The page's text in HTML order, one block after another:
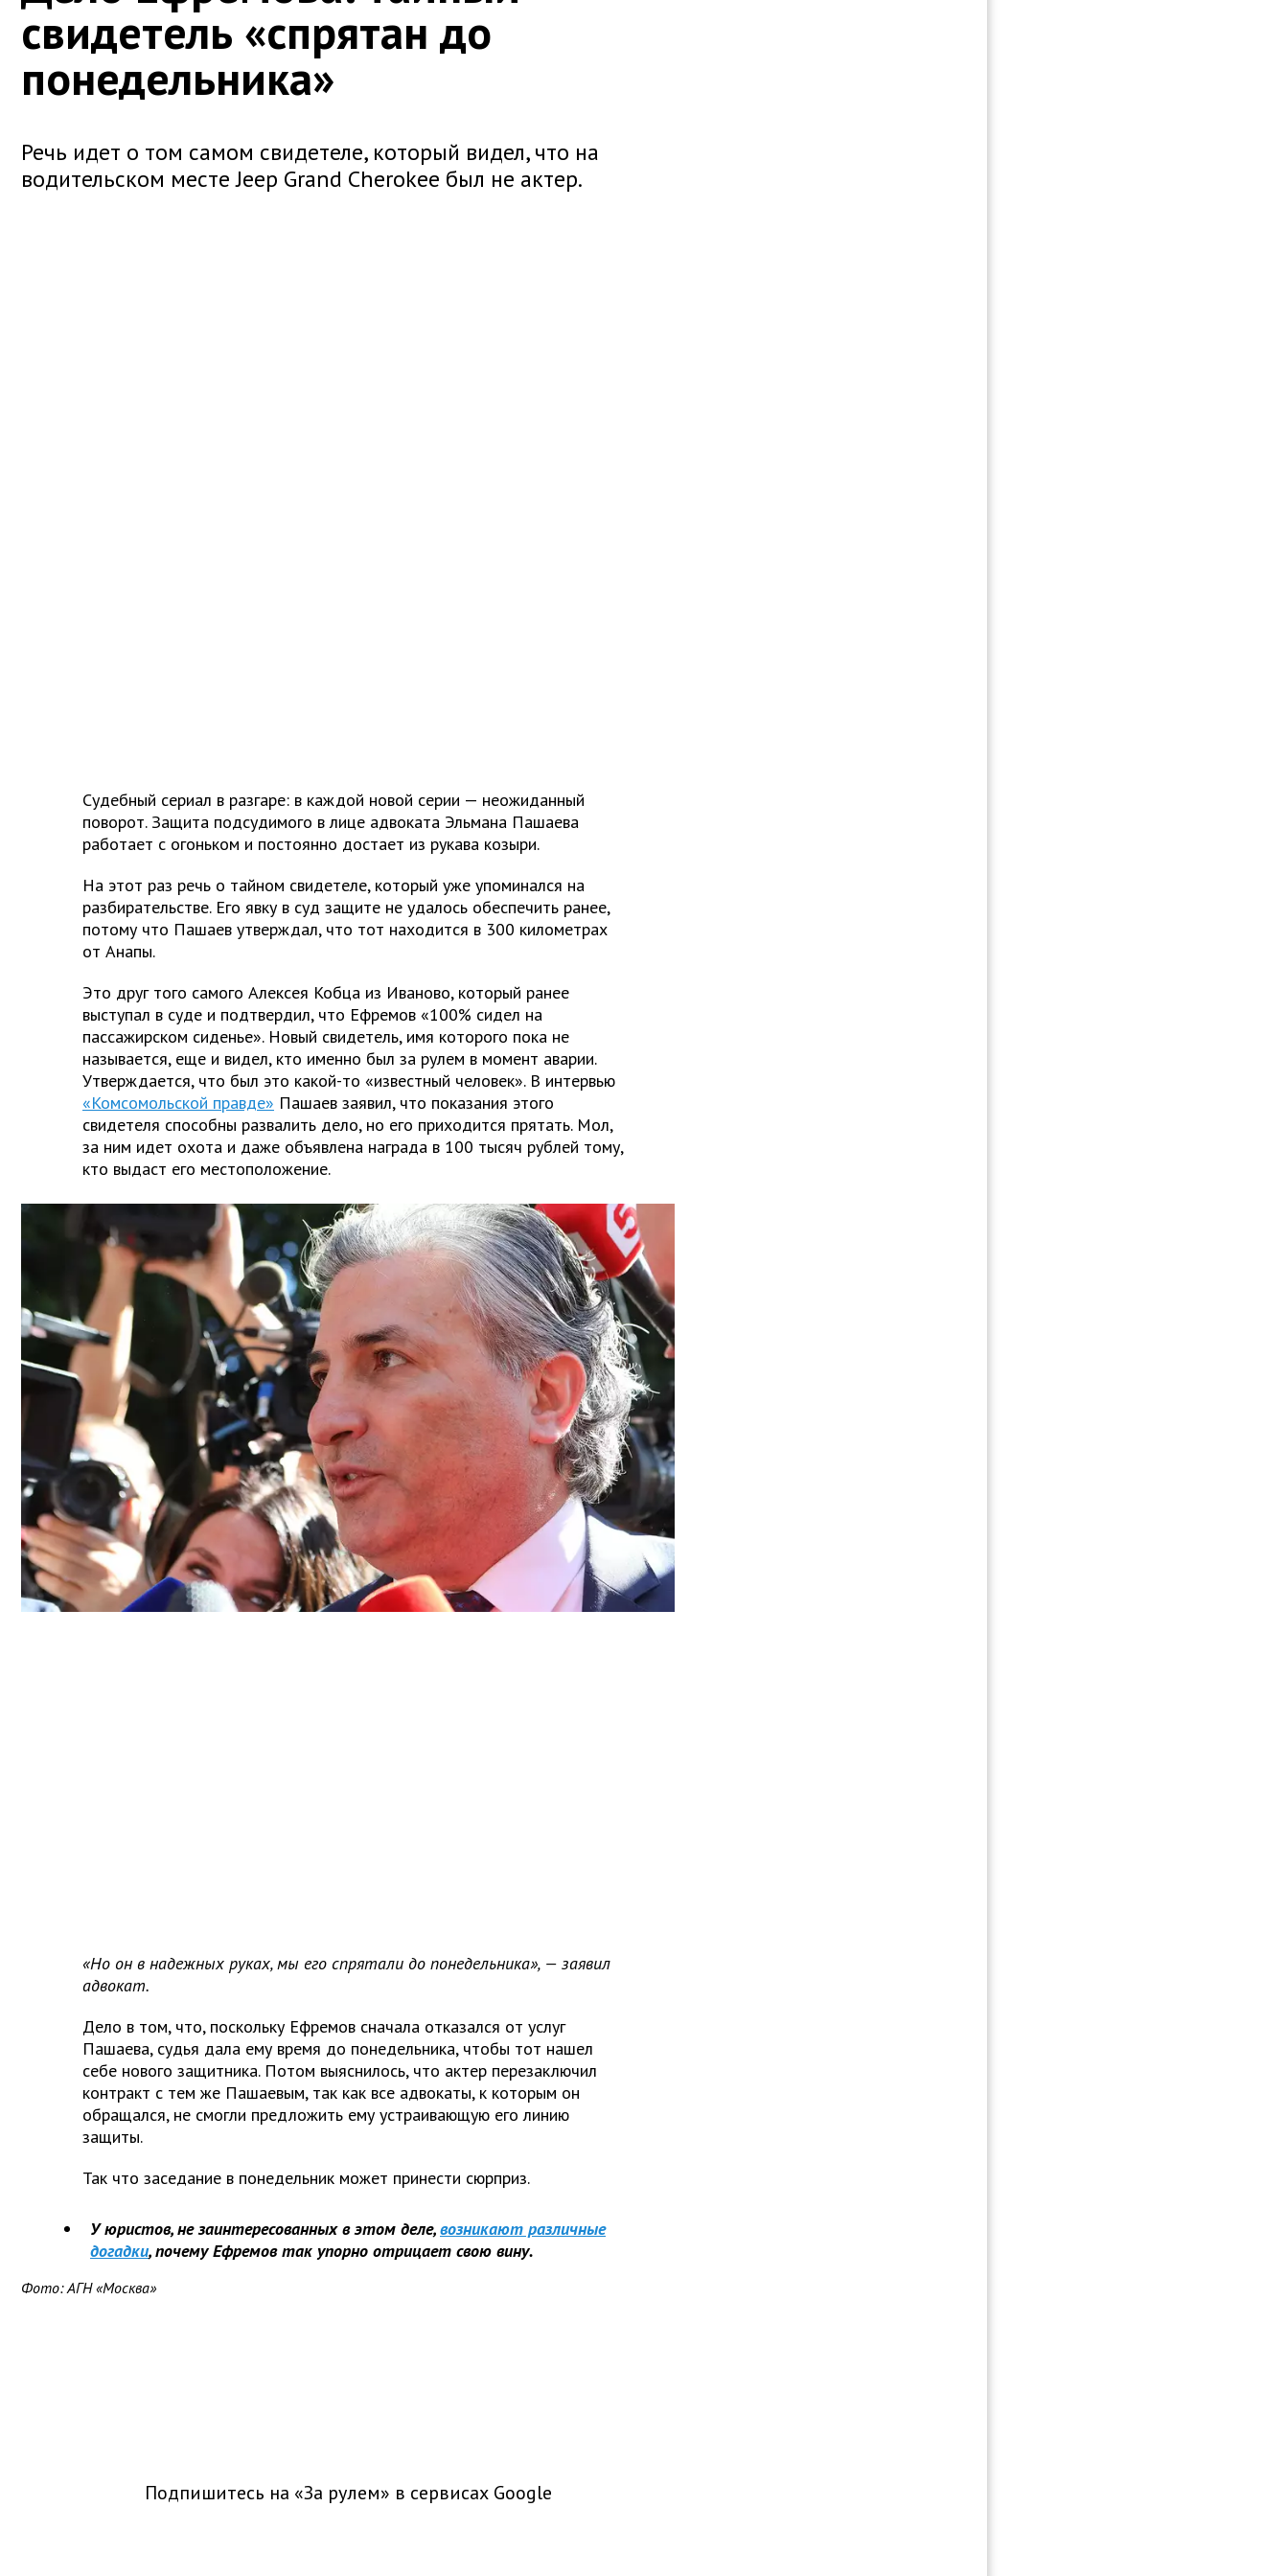
свидетель «спрятан до
понедельника»
Речь идет о том самом свидетеле, который видел, что на
водительском месте Jeep Grand Cherokee был не актер.
Судебный сериал в разгаре: в каждой новой серии — неожиданный
поворот. Защита подсудимого в лице адвоката Эльмана Пашаева
работает с огоньком и постоянно достает из рукава козыри.
На этот раз речь о тайном свидетеле, который уже упоминался на
разбирательстве. Его явку в суд защите не удалось обеспечить ранее,
потому что Пашаев утверждал, что тот находится в 300 километрах
от Анапы.
Это друг того самого Алексея Кобца из Иваново, который ранее
выступал в суде и подтвердил, что Ефремов «100% сидел на
пассажирском сиденье». Новый свидетель, имя которого пока не
называется, еще и видел, кто именно был за рулем в момент аварии.
Утверждается, что был это какой-то «известный человек». В интервью
«Комсомольской правде» Пашаев заявил, что показания этого
свидетеля способны развалить дело, но его приходится прятать. Мол,
за ним идет охота и даже объявлена награда в 100 тысяч рублей тому,
кто выдаст его местоположение.
«Но он в надежных руках, мы его спрятали до понедельника», — заявил
адвокат.
Дело в том, что, поскольку Ефремов сначала отказался от услуг
Пашаева, судья дала ему время до понедельника, чтобы тот нашел
себе нового защитника. Потом выяснилось, что актер перезаключил
контракт с тем же Пашаевым, так как все адвокаты, к которым он
обращался, не смогли предложить ему устраивающую его линию
защиты.
Так что заседание в понедельник может принести сюрприз.
У юристов, не заинтересованных в этом деле, возникают различные
догадки, почему Ефремов так упорно отрицает свою вину.
Фото: АГН «Москва»
Подпишитесь на «За рулем» в сервисах Google